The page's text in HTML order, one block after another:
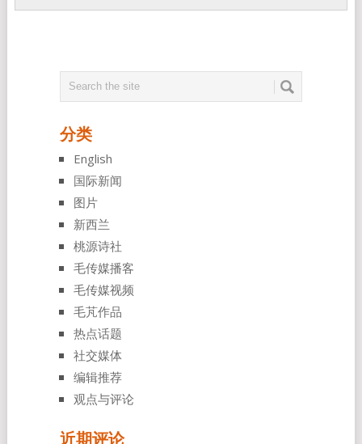
分类
English
国际新闻
图片
新西兰
桃源诗社
毛传媒播客
毛传媒视频
毛芃作品
热点话题
社交媒体
编辑推荐
观点与评论
近期评论